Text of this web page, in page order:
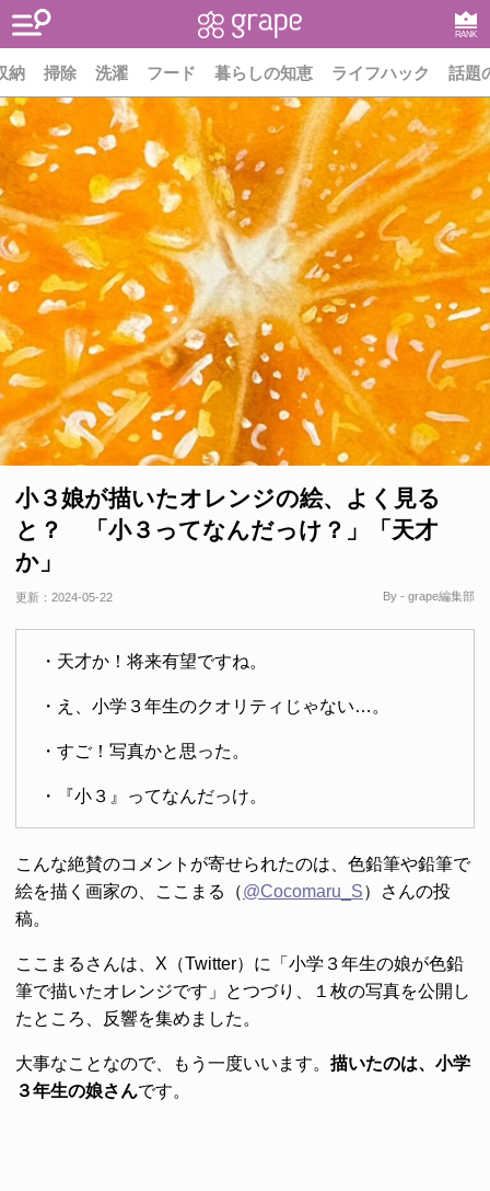
RANK
納 掃除 洗濯 フード 暮らしの知恵 ライフハック 話題
小３娘が描いたオレンジの絵、よく見る
と？ 「小３ってなんだっけ？」「天才
か」
更新： 2024-05-22 By - grape編集部
・天才か！将来有望ですね。
・え、小学３年生のクオリティじゃない…。
・すご！写真かと思った。
・『小３』ってなんだっけ。
こんな絶賛のコメントが寄せられたのは、色鉛筆や鉛筆で
絵を描く画家の、ここまる（@Cocomaru_S）さんの投
稿。
ここまるさんは、X（Twitter）に「小学３年生の娘が色鉛
筆で描いたオレンジです」とつづり、１枚の写真を公開し
たところ、反響を集めました。
大事なことなので、もう一度いいます。 描いたのは、小学
３年生の娘さんです。